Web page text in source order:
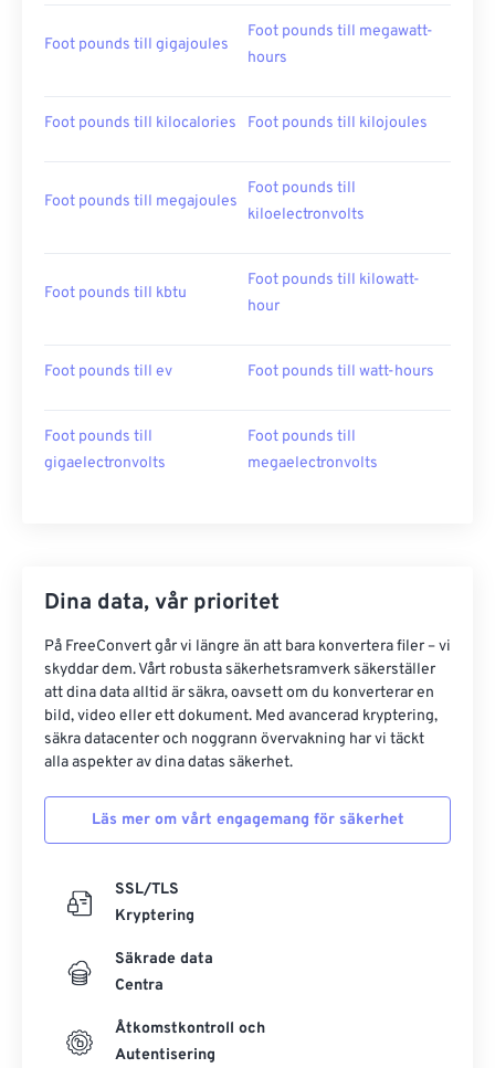
Foot pounds till gigajoules
Foot pounds till megawatt-
hours
Foot pounds till kilocalories Foot pounds till kilojoules
Foot pounds till megajoules
Foot pounds till
kiloelectronvolts
Foot pounds till kbtu
Foot pounds till kilowatt-
hour
Foot pounds till ev Foot pounds till watt-hours
Foot pounds till
gigaelectronvolts
Foot pounds till
megaelectronvolts
Dina data, vår prioritet
På FreeConvert går vi längre än att bara konvertera filer – vi
skyddar dem. Vårt robusta säkerhetsramverk säkerställer
att dina data alltid är säkra, oavsett om du konverterar en
bild, video eller ett dokument. Med avancerad kryptering,
säkra datacenter och noggrann övervakning har vi täckt
alla aspekter av dina datas säkerhet.
Läs mer om vårt engagemang för säkerhet
SSL/TLS
Kryptering
Säkrade data
Centra
Åtkomstkontroll och
Autentisering